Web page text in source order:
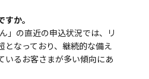
か。
」の直近の申込状況では、リ
となっており、継続的な備え
いるお客さまが多い傾向にあ